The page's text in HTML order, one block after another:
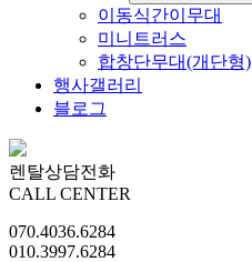
이동식간이무대
미니트러스
합창단무대(개단형)
행사갤러리
블로그
렌탈상담전화
CALL CENTER
070.4036.6284
010.3997.6284